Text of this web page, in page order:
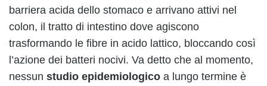
barriera acida dello stomaco e arrivano attivi nel
colon, il tratto di intestino dove agiscono
trasformando le fibre in acido lattico, bloccando così
l’azione dei batteri nocivi. Va detto che al momento,
nessun studio epidemiologico a lungo termine è